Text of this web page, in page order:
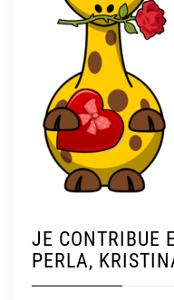
JE CONTRIBUE
PERLA,